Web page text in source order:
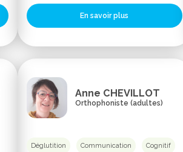
En savoir plus
Anne CHEVILLOT
Orthophoniste (adultes)
Déglutition Communication Cognitif